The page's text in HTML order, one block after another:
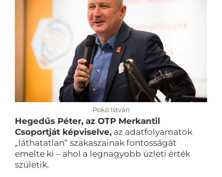
Pokó István
Hegedűs Péter, az OTP Merkantil
Csoportját képviselve, az adatfolyamatok
„láthatatlan” szakaszainak fontosságát
emelte ki – ahol a legnagyobb üzleti érték
születik.